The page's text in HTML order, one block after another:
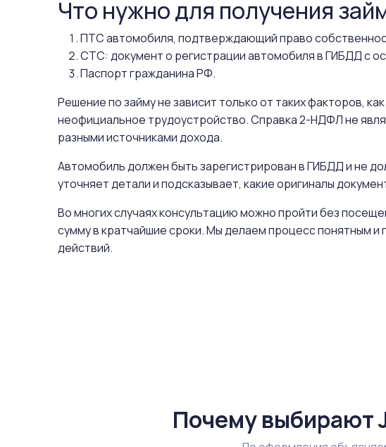
Что нужно для получения
ПТС автомобиля, подтверждающий право
СТС: документ о регистрации автомобиля в ГИБДД с
Паспорт гражданина РФ.
Решение по займу не зависит только от таких факторов,
неофициальное трудоустройство. Справка 2-НДФЛ не
разными источниками дохода.
Автомобиль должен быть зарегистрирован в ГИБДД и не
уточняет детали и подсказывает, какие оригиналы
Во многих случаях консультацию можно пройти без
сумму в кратчайшие сроки. Мы делаем процесс понятным
действий.
Почему выбирают